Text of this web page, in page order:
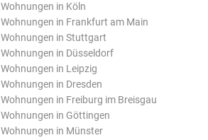
Wohnungen in Köln
Wohnungen in Frankfurt am Main
Wohnungen in Stuttgart
Wohnungen in Düsseldorf
Wohnungen in Leipzig
Wohnungen in Dresden
Wohnungen in Freiburg im Breisgau
Wohnungen in Göttingen
Wohnungen in Münster